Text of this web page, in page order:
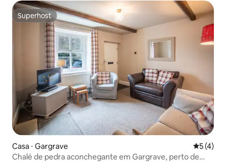
Superhost
Superhost
Casa ⋅ Gargrave 5 de
5 (4)
Chalé de pedra aconchegante em Gargrave, perto de